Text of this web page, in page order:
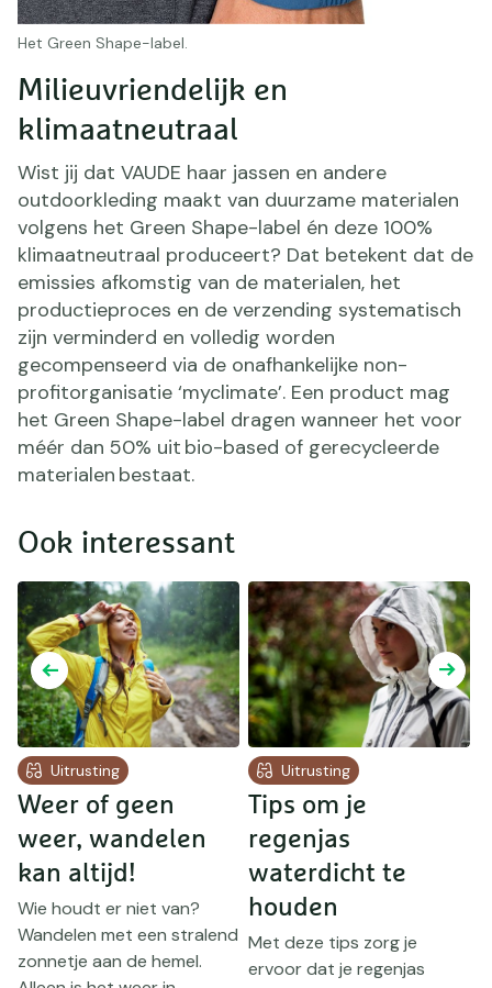
Milieuvriendelijk en
klimaatneutraal
Wist jij dat VAUDE haar jassen en andere
outdoorkleding maakt van duurzame materialen
volgens het Green Shape-label én deze 100%
klimaatneutraal produceert? Dat betekent dat de
emissies afkomstig van de materialen, het
productieproces en de verzending systematisch
zijn verminderd en volledig worden
gecompenseerd via de onafhankelijke non-
profitorganisatie ‘myclimate’. Een product mag
het Green Shape-label dragen wanneer het voor
méér dan 50% uit bio-based of gerecycleerde
materialen bestaat.
Het Green Shape-label.
Ook interessant
Uitrusting
Weer of geen
weer, wandelen
kan altijd!
Wie houdt er niet van?
Wandelen met een stralend
zonnetje aan de hemel.
Uitrusting
Tips om je
regenjas
waterdicht te
houden
Met deze tips zorg je
ervoor dat je regenjas